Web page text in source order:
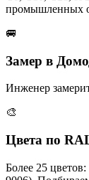
промышленных
🚐
Замер в
Инженер
🎨
Цвета по
Более 25